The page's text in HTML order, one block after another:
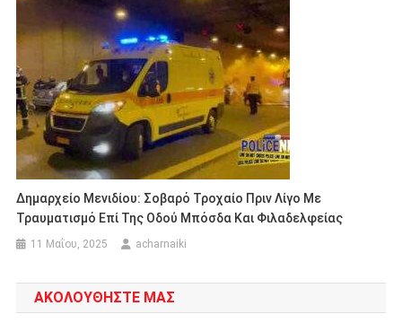
Δημαρχείο Μενιδίου: Σοβαρό Τροχαίο Πριν Λίγο Με
Τραυματισμό Επί Της Οδού Μπόσδα Και Φιλαδελφείας
11 Μαΐου, 2025 acharnaiki
ΑΚΟΛΟΥΘΗΣΤΕ ΜΑΣ